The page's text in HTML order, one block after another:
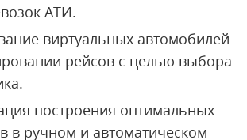
АТИ.
виртуальных автомобилей
рейсов с целью выбора
построения оптимальных
в ручном и автоматическом